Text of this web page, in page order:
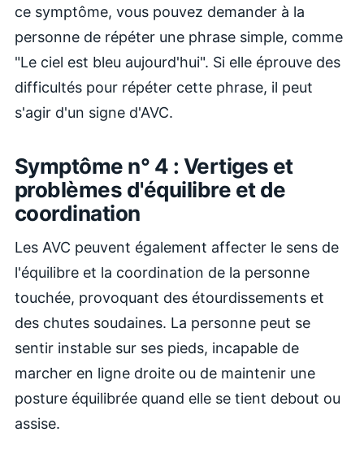
ce symptôme, vous pouvez demander à la
personne de répéter une phrase simple, comme
"Le ciel est bleu aujourd'hui". Si elle éprouve des
difficultés pour répéter cette phrase, il peut
s'agir d'un signe d'AVC.
Symptôme n° 4 : Vertiges et
problèmes d'équilibre et de
coordination
Les AVC peuvent également affecter le sens de
l'équilibre et la coordination de la personne
touchée, provoquant des étourdissements et
des chutes soudaines. La personne peut se
sentir instable sur ses pieds, incapable de
marcher en ligne droite ou de maintenir une
posture équilibrée quand elle se tient debout ou
assise.